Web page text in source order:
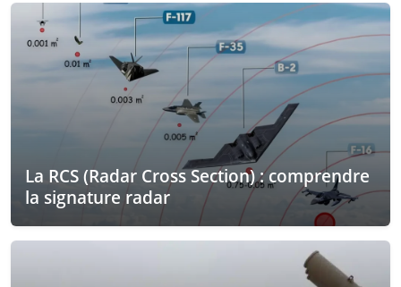
La RCS (Radar Cross Section) : comprendre
la signature radar